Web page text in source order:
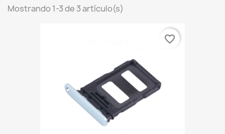
Mostrando 1-3 de 3 artículo(s)
favorite_border